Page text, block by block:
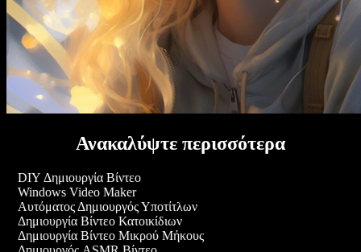
Ανακαλύψτε περισσότερα
DIY Δημιουργία Βίντεο
Windows Video Maker
Αυτόματος Δημιουργός Υποτίτλων
Δημιουργία Βίντεο Κατοικίδιων
Δημιουργία Βίντεο Μικρού Μήκους